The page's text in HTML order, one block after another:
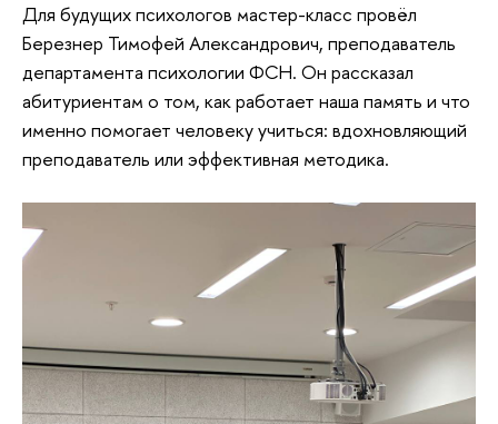
Для будущих психологов мастер-класс провёл
Березнер Тимофей Александрович, преподаватель
департамента психологии ФСН. Он рассказал
абитуриентам о том, как работает наша память и что
именно помогает человеку учиться: вдохновляющий
преподаватель или эффективная методика.